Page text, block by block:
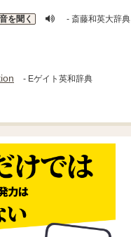
を聞く - 斎藤和英大辞典
- Eゲイト英和辞典